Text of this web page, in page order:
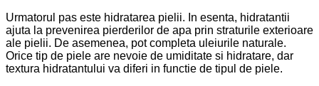
Urmatorul pas este hidratarea pielii. In esenta, hidratantii
ajuta la prevenirea pierderilor de apa prin straturile exterioare
ale pielii. De asemenea, pot completa uleiurile naturale.
Orice tip de piele are nevoie de umiditate si hidratare, dar
textura hidratantului va diferi in functie de tipul de piele.